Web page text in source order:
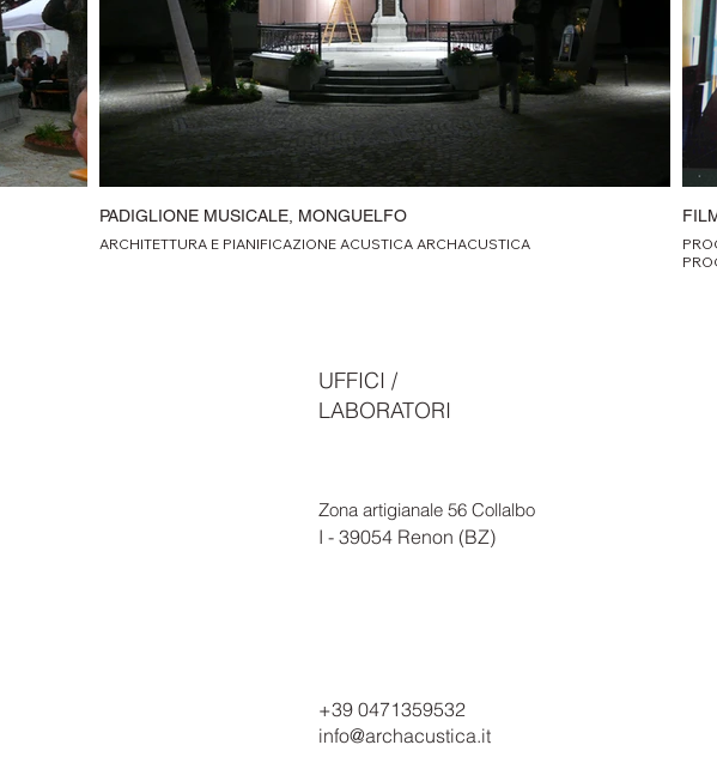
PADIGLIONE MUSICALE, MONGUELFO
ARCHITETTURA E PIANIFICAZIONE ACUSTICA ARCHACUSTICA
UFFICI /
LABORATORI
Zona artigianale 56 Collalbo
I - 39054 Renon (BZ)
+39 0471359532
info@archacustica.it